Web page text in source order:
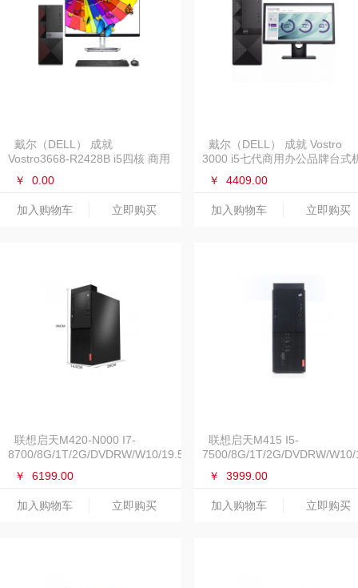
戴尔（DELL） 成就
Vostro3668-R2428B i5四核 商用
品牌台式电脑整机
￥ 0.00
加入购物车 立即购买
戴尔（DELL） 成就 Vostro
3000 i5七代商用办公品牌台式
电脑
￥ 4409.00
加入购物车 立即购买
联想启天M420-N000 I7-
8700/8G/1T/2G/DVDRW/W10/19.5
￥
6199.00
加入购物车 立即购买
联想启天M415 I5-
7500/8G/1T/2G/DVDRW/
￥
3999.00
加入购物车 立即购买